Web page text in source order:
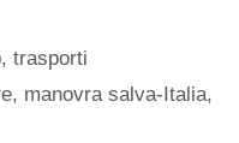
,trasporti
, manovra salva-Italia,